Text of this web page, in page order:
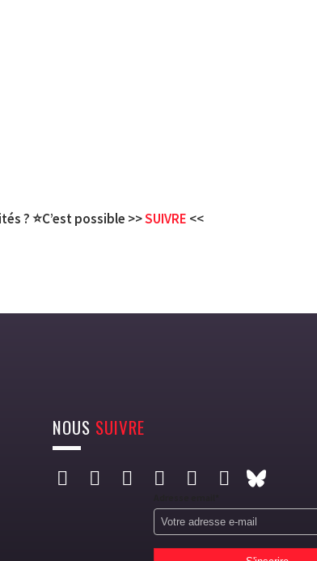
? ⭐C’est possible >>SUIVRE <<
NOUS SUIVRE